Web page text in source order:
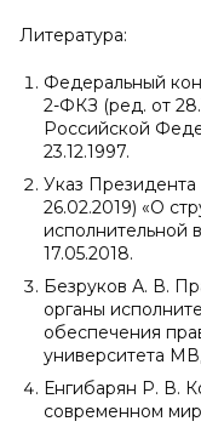
Литература:
Федеральный
2-ФКЗ (ред. от
Российской
23.12.1997.
Указ
26.02.2019) «О
исполнительной
17.05.2018.
Безруков А. В.
органы
обеспечения
университета
Енгибарян Р. В.
современном